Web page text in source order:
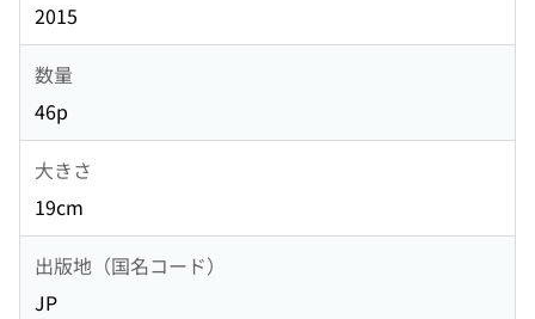
2015
数量
46p
大きさ
19cm
出版地（国名コード）
JP